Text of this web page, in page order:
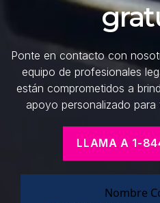
Ponte en contacto con
equipo de profesionales
están comprometidos a
apoyo personalizado para
LLAMA A 1-
Nombre